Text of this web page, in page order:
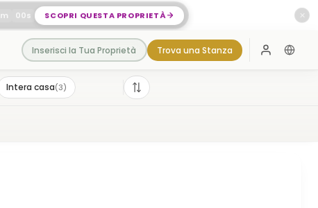
m 00s SCOPRI QUESTA PROPRIETÀ ✕
Inserisci la Tua Proprietà Trova una Stanza Accedi
Intera casa(3)